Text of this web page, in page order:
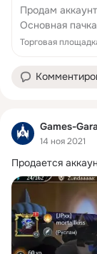
Продам
Основная
хорошая,
Торговая
Games-
14 ноя 2021
Продается